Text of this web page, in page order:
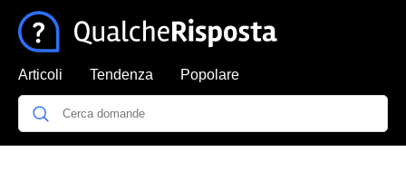
Articoli Tendenza Popolare